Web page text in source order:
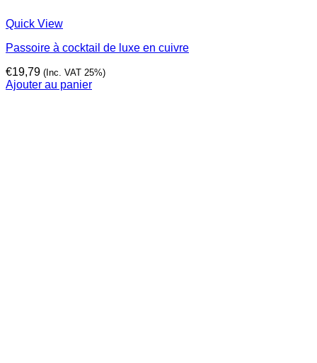
Quick View
Passoire à cocktail de luxe en cuivre
€19,79 (Inc. VAT 25%)
Ajouter au panier